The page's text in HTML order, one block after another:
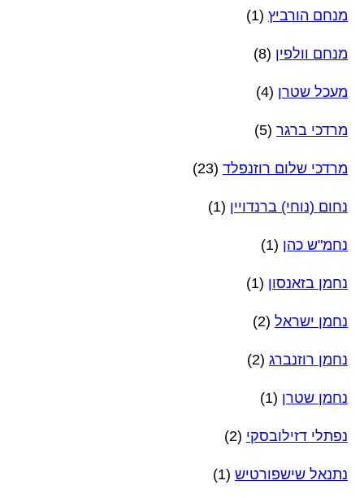
מנחם הורביץ (1)
מנחם וולפין (8)
מעכל שטרן (4)
מרדכי ברגר (5)
מרדכי שלום רוזנפלד (23)
נחום (נוחי) ברנדויין (1)
נחמ"ש כהן (1)
נחמן בזאנסון (1)
נחמן ישראל (2)
נחמן רוזנברג (2)
נחמן שטרן (1)
נפתלי דזילובסקי (2)
נתנאל שישפורטיש (1)